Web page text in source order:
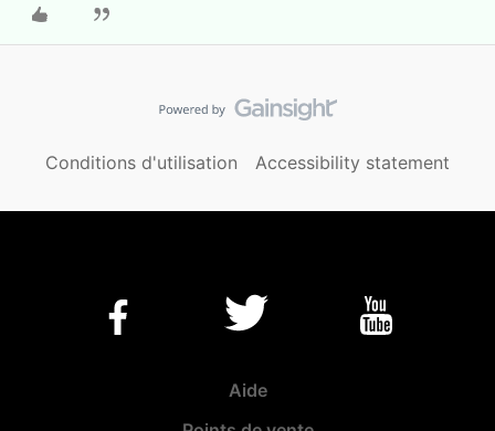
Conditions d'utilisation Accessibility statement
Aide